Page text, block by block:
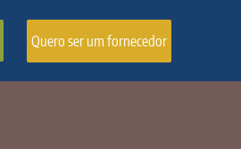
Quero ser um fornecedor